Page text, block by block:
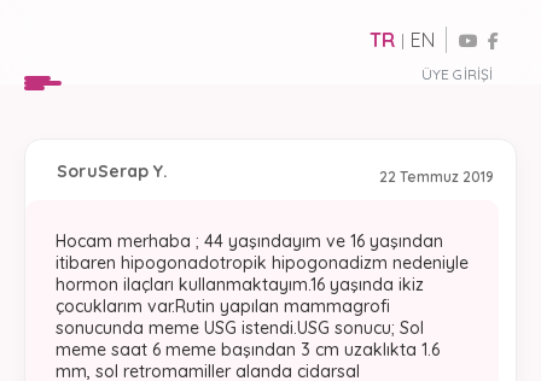
ÜYE GIRIŞI
TR | EN
22 Temmuz 2019
SoruSerap Y.
Hocam merhaba ; 44 yaşındayım ve 16 yaşından
itibaren hipogonadotropik hipogonadizm nedeniyle
hormon ilaçları kullanmaktayım.16 yaşında ikiz
çocuklarım var.Rutin yapılan mammagrofi
sonucunda meme USG istendi.USG sonucu; Sol
meme saat 6 meme başından 3 cm uzaklıkta 1.6
mm, sol retromamiller alanda cidarsal